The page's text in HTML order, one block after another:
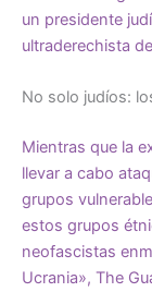
un presidente
ultraderechista
No solo judíos:
Mientras que la
llevar a cabo
grupos
estos grupos
neofascistas
Ucrania», The